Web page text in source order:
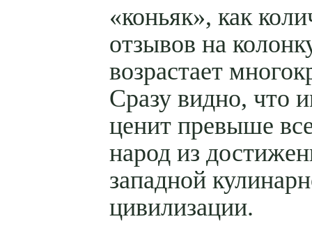
«коньяк», как
отзывов на
возрастает
Сразу видно, что
ценит превыше
народ из
западной
цивилизации.